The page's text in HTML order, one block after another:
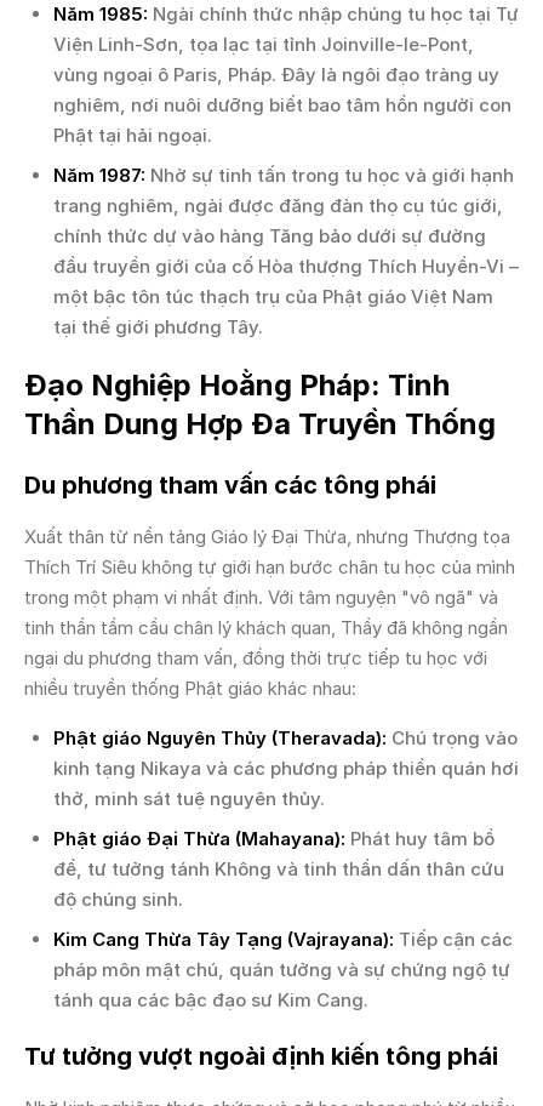
Năm 1985: Ngài chính thức nhập chúng tu học tại Tự
Viện Linh-Sơn, tọa lạc tại tỉnh Joinville-le-Pont,
vùng ngoại ô Paris, Pháp. Đây là ngôi đạo tràng uy
nghiêm, nơi nuôi dưỡng biết bao tâm hồn người con
Phật tại hải ngoại.
Năm 1987: Nhờ sự tinh tấn trong tu học và giới hạnh
trang nghiêm, ngài được đăng đàn thọ cụ túc giới,
chính thức dự vào hàng Tăng bảo dưới sự đường
đầu truyền giới của cố Hòa thượng Thích Huyền-Vi –
một bậc tôn túc thạch trụ của Phật giáo Việt Nam
tại thế giới phương Tây.
Đạo Nghiệp Hoằng Pháp: Tinh
Thần Dung Hợp Đa Truyền Thống
Du phương tham vấn các tông phái
Xuất thân từ nền tảng Giáo lý Đại Thừa, nhưng Thượng tọa
Thích Trí Siêu không tự giới hạn bước chân tu học của mình
trong một phạm vi nhất định. Với tâm nguyện "vô ngã" và
tinh thần tầm cầu chân lý khách quan, Thầy đã không ngần
ngại du phương tham vấn, đồng thời trực tiếp tu học với
nhiều truyền thống Phật giáo khác nhau:
Phật giáo Nguyên Thủy (Theravada): Chú trọng vào
kinh tạng Nikaya và các phương pháp thiền quán hơi
thở, minh sát tuệ nguyên thủy.
Phật giáo Đại Thừa (Mahayana): Phát huy tâm bồ
đề, tư tưởng tánh Không và tinh thần dấn thân cứu
độ chúng sinh.
Kim Cang Thừa Tây Tạng (Vajrayana): Tiếp cận các
pháp môn mật chú, quán tưởng và sự chứng ngộ tự
tánh qua các bậc đạo sư Kim Cang.
Tư tưởng vượt ngoài định kiến tông phái